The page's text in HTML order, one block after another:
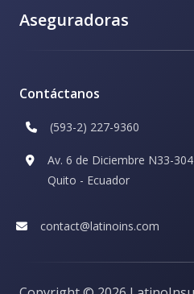
Aseguradoras
Contáctanos
(593-2) 227-9360
Av. 6 de Diciembre N33-
Quito - Ecuador
contact@latinoins.com